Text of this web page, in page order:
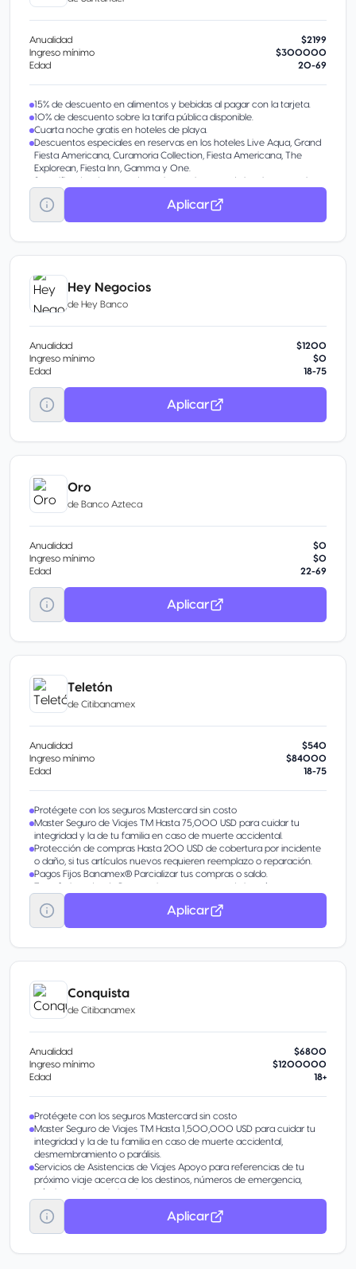
Anualidad
$2199
Ingreso mínimo
$300000
Edad
20-69
15% de descuento en alimentos y bebidas al pagar con la tarjeta.
10% de descuento sobre la tarifa pública disponible.
Cuarta noche gratis en hoteles de playa.
Descuentos especiales en reservas en los hoteles Live Aqua, Grand
Fiesta Americana, Curamoria Collection, Fiesta Americana, The
Explorean, Fiesta Inn, Gamma y One.
2 certificados de segunda noche gratis pagando la primera noche
con tarifa pública.
3 certificados de 50% de descuento en Noches Premio.*
Hasta 4 certificados de segunda noche gratis.
15% de descuento en restaurantes Fine Dining.
25% de descuento en restaurantes Invitta
e Invita que podras disfrutar en un solo uso durante la semana
posterior a tu cumpleaños.
Aplicar
Hey Negocios
de Hey Banco
Anualidad
$1200
Ingreso mínimo
$0
Edad
18-75
Aplicar
Oro
de Banco Azteca
Anualidad
$0
Ingreso mínimo
$0
Edad
22-69
Aplicar
Teletón
de Citibanamex
Anualidad
$540
Ingreso mínimo
$84000
Edad
18-75
Protégete con los seguros Mastercard sin costo
Master Seguro de Viajes TM Hasta 75,000 USD para cuidar tu
integridad y la de tu familia en caso de muerte accidental.
Protección de compras Hasta 200 USD de cobertura por incidente
o daño, si tus artículos nuevos requieren reemplazo o reparación.
Pagos Fijos Banamex® Parcializar tus compras o saldo.
Transferir tu deuda De otros bancos con tasa de interés
preferencial.
Aumentar tu línea de crédito Obtén más en tu tarjeta por tu buen
comportamiento.
efectivo con tasa preferencial. Beneficio por invitación.
Aplicar
Conquista
de Citibanamex
Anualidad
$6800
Ingreso mínimo
$1200000
Edad
18+
Protégete con los seguros Mastercard sin costo
Master Seguro de Viajes TM Hasta 1,500,000 USD para cuidar tu
integridad y la de tu familia en caso de muerte accidental,
desmembramiento o parálisis.
Servicios de Asistencias de Viajes Apoyo para referencias de tu
próximo viaje acerca de los destinos, números de emergencia,
trámites, asistencia legal y otros temas.
Master Assist Black Cobertura en caso de lesión o enfermedad por
hasta 200,000 USD en tus viajes alrededor del mundo.
Aplicar